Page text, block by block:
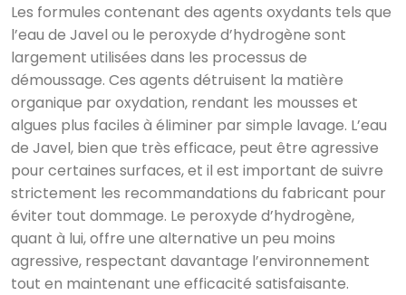
Les formules contenant des agents oxydants tels que
l’eau de Javel ou le peroxyde d’hydrogène sont
largement utilisées dans les processus de
démoussage. Ces agents détruisent la matière
organique par oxydation, rendant les mousses et
algues plus faciles à éliminer par simple lavage. L’eau
de Javel, bien que très efficace, peut être agressive
pour certaines surfaces, et il est important de suivre
strictement les recommandations du fabricant pour
éviter tout dommage. Le peroxyde d’hydrogène,
quant à lui, offre une alternative un peu moins
agressive, respectant davantage l’environnement
tout en maintenant une efficacité satisfaisante.